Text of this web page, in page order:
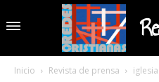
Inicio Revista de prensa